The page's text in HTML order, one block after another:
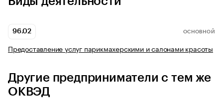
96.02 ОСНОВНОЙ
Предоставление услуг парикмахерскими и салонами красоты
Другие предприниматели с тем же
ОКВЭД